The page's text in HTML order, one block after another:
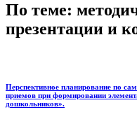
По теме:
презентации и
Перспективное планирование по
приемов при формировании
дошкольников».